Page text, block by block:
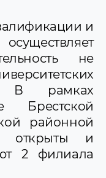
и
не
В рамках
Брестской
районной
открыты и
2 филиала